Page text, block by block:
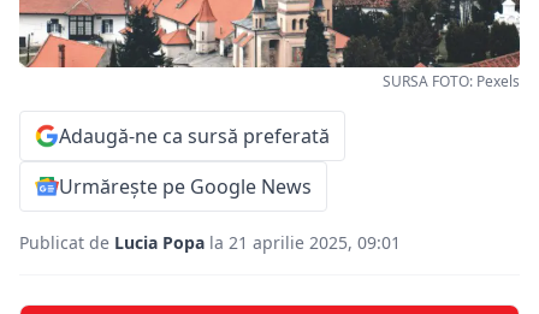
SURSA FOTO: Pexels
Adaugă-ne ca sursă preferată
Urmărește pe Google News
Publicat de Lucia Popa la 21 aprilie 2025, 09:01